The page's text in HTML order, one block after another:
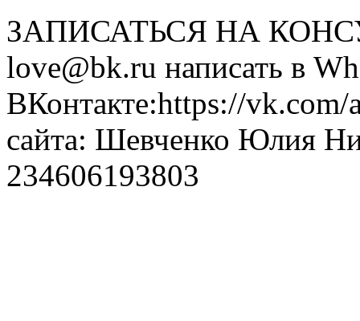
ЗАПИСАТЬСЯ НА
love@bk.ru написать в
ВКонтакте:https://
сайта: Шевченко Юлия
234606193803